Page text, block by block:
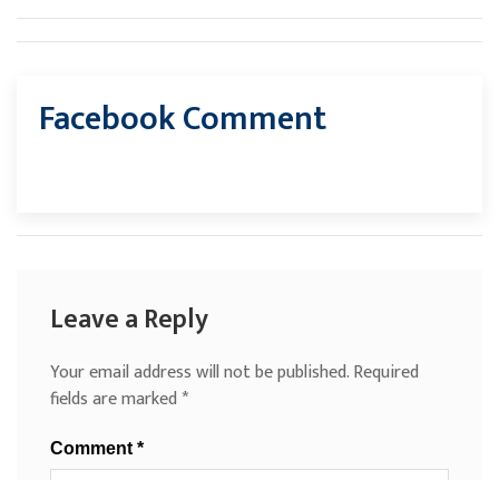
Facebook Comment
Leave a Reply
Your email address will not be published.Required
fields are marked*
Comment *